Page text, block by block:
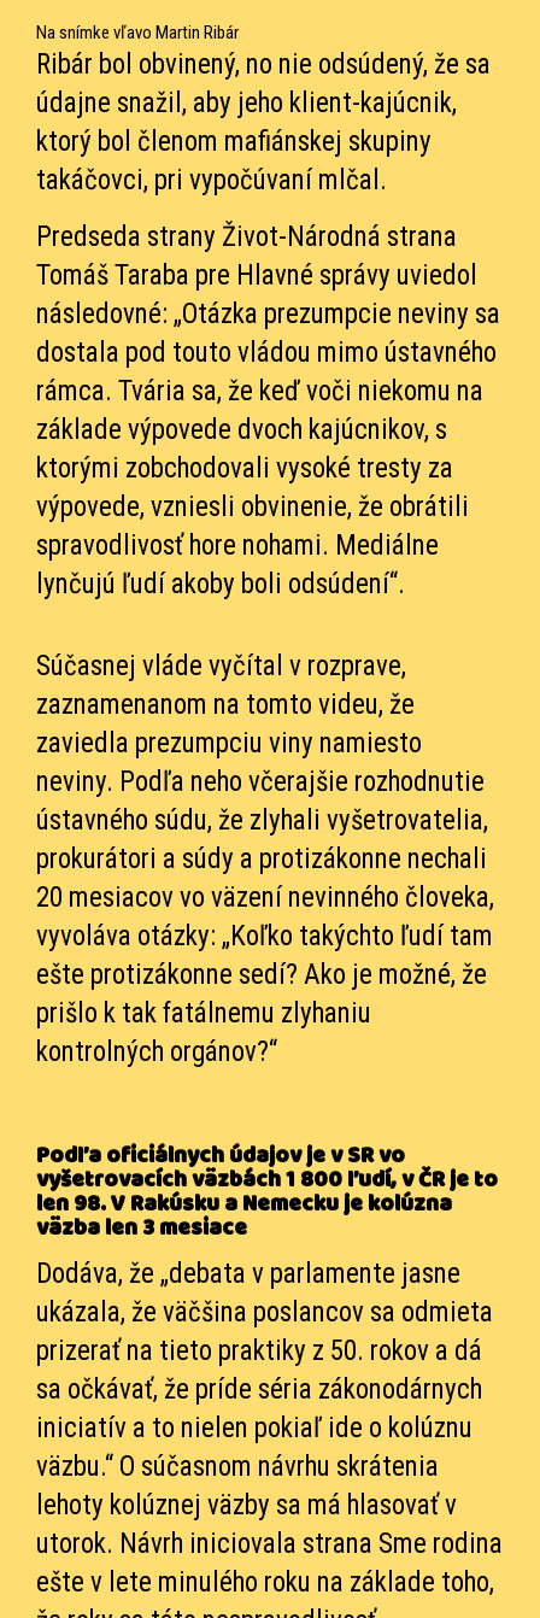
Na snímke vľavo Martin Ribár
Ribár bol obvinený, no nie odsúdený, že sa
údajne snažil, aby jeho klient-kajúcnik,
ktorý bol členom mafiánskej skupiny
takáčovci, pri vypočúvaní mlčal.
Predseda strany Život-Národná strana
Tomáš Taraba pre Hlavné správy uviedol
následovné: „Otázka prezumpcie neviny sa
dostala pod touto vládou mimo ústavného
rámca. Tvária sa, že keď voči niekomu na
základe výpovede dvoch kajúcnikov, s
ktorými zobchodovali vysoké tresty za
výpovede, vzniesli obvinenie, že obrátili
spravodlivosť hore nohami. Mediálne
lynčujú ľudí akoby boli odsúdení“.
Súčasnej vláde vyčítal v rozprave,
zaznamenanom na tomto videu, že
zaviedla prezumpciu viny namiesto
neviny. Podľa neho včerajšie rozhodnutie
ústavného súdu, že zlyhali vyšetrovatelia,
prokurátori a súdy a protizákonne nechali
20 mesiacov vo väzení nevinného človeka,
vyvoláva otázky: „Koľko takýchto ľudí tam
ešte protizákonne sedí? Ako je možné, že
prišlo k tak fatálnemu zlyhaniu
kontrolných orgánov?“
Podľa oficiálnych údajov je v SR vo
vyšetrovacích väzbách 1 800 ľudí, v ČR je to
len 98. V Rakúsku a Nemecku je kolúzna
väzba len 3 mesiace
Dodáva, že „debata v parlamente jasne
ukázala, že väčšina poslancov sa odmieta
prizerať na tieto praktiky z 50. rokov a dá
sa očkávať, že príde séria zákonodárnych
iniciatív a to nielen pokiaľ ide o kolúznu
väzbu.“ O súčasnom návrhu skrátenia
lehoty kolúznej väzby sa má hlasovať v
utorok. Návrh iniciovala strana Sme rodina
ešte v lete minulého roku na základe toho,